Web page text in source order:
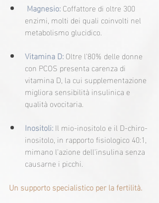
Magnesio: Coffattore di oltre 300
enzimi, molti dei quali coinvolti nel
metabolismo glucidico.
Vitamina D: Oltre l'80% delle donne
con PCOS presenta carenza di
vitamina D, la cui supplementazione
migliora sensibilità insulinica e
qualità ovocitaria.
Inositoli: Il mio-inositolo e il D-chiro-
inositolo, in rapporto fisiologico 40:1,
mimano l'azione dell'insulina senza
causarne i picchi.
Un supporto specialistico per la fertilità.